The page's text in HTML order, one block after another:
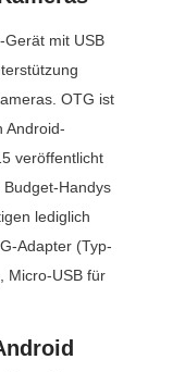
Gerät mit USB
OTG ist
Android-
veröffentlicht
Handys
lediglich
Adapter (Typ-
Micro-USB für